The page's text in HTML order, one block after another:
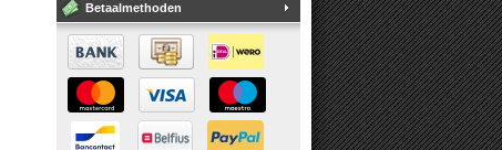
Betaalmethoden